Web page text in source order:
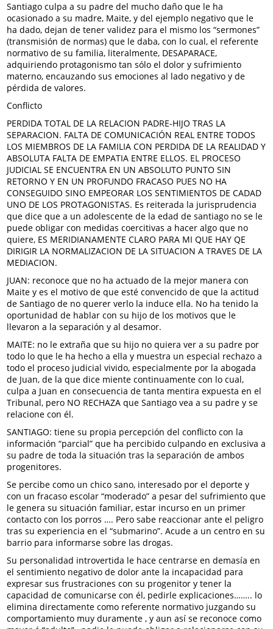
Santiago culpa a su padre del mucho daño que le ha
ocasionado a su madre, Maite, y del ejemplo negativo que le
ha dado, dejan de tener validez para el mismo los “sermones”
(transmisión de normas) que le daba, con lo cual, el referente
normativo de su familia, literalmente, DESAPARACE,
adquiriendo protagonismo tan sólo el dolor y sufrimiento
materno, encauzando sus emociones al lado negativo y de
pérdida de valores.
Conflicto
PERDIDA TOTAL DE LA RELACION PADRE-HIJO TRAS LA
SEPARACION. FALTA DE COMUNICACIÓN REAL ENTRE TODOS
LOS MIEMBROS DE LA FAMILIA CON PERDIDA DE LA REALIDAD Y
ABSOLUTA FALTA DE EMPATIA ENTRE ELLOS. EL PROCESO
JUDICIAL SE ENCUENTRA EN UN ABSOLUTO PUNTO SIN
RETORNO Y EN UN PROFUNDO FRACASO PUES NO HA
CONSEGUIDO SINO EMPEORAR LOS SENTIMIENTOS DE CADAD
UNO DE LOS PROTAGONISTAS. Es reiterada la jurisprudencia
que dice que a un adolescente de la edad de santiago no se le
puede obligar con medidas coercitivas a hacer algo que no
quiere, ES MERIDIANAMENTE CLARO PARA MI QUE HAY QE
DIRIGIR LA NORMALIZACION DE LA SITUACION A TRAVES DE LA
MEDIACION.
JUAN: reconoce que no ha actuado de la mejor manera con
Maite y es el motivo de que esté convencido de que la actitud
de Santiago de no querer verlo la induce ella. No ha tenido la
oportunidad de hablar con su hijo de los motivos que le
llevaron a la separación y al desamor.
MAITE: no le extraña que su hijo no quiera ver a su padre por
todo lo que le ha hecho a ella y muestra un especial rechazo a
todo el proceso judicial vivido, especialmente por la abogada
de Juan, de la que dice miente continuamente con lo cual,
culpa a Juan en consecuencia de tanta mentira expuesta en el
Tribunal, pero NO RECHAZA que Santiago vea a su padre y se
relacione con él.
SANTIAGO: tiene su propia percepción del conflicto con la
información “parcial” que ha percibido culpando en exclusiva a
su padre de toda la situación tras la separación de ambos
progenitores.
Se percibe como un chico sano, interesado por el deporte y
con un fracaso escolar “moderado” a pesar del sufrimiento que
le genera su situación familiar, estar incurso en un primer
contacto con los porros …. Pero sabe reaccionar ante el peligro
tras su experiencia en el “submarino”. Acude a un centro en su
barrio para informarse sobre las drogas.
Su personalidad introvertida le hace centrarse en demasía en
el sentimiento negativo de dolor ante la incapacidad para
expresar sus frustraciones con su progenitor y tener la
capacidad de comunicarse con él, pedirle explicaciones…….. lo
elimina directamente como referente normativo juzgando su
comportamiento muy duramente , y aun así se reconoce como